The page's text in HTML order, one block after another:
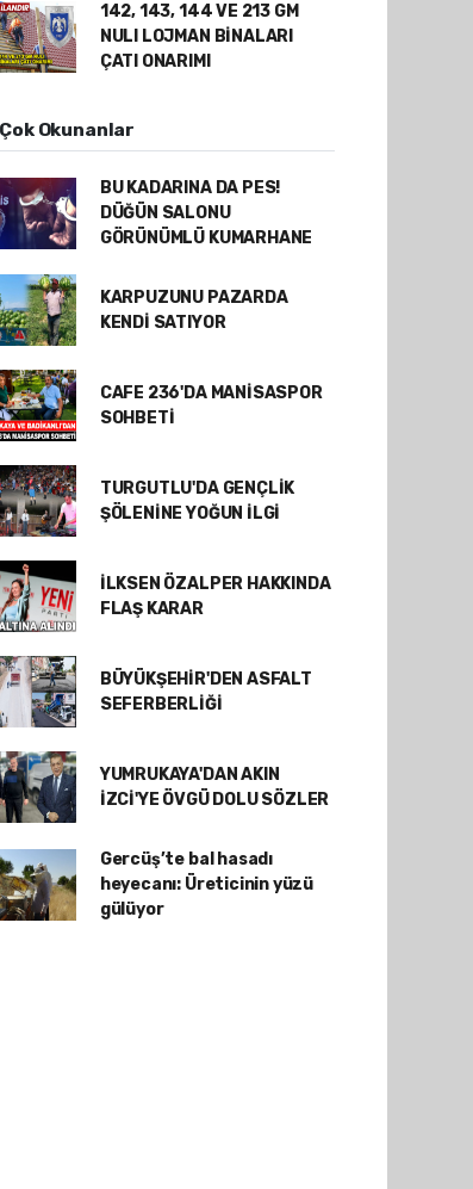
142, 143, 144 VE 213 GM
NULI LOJMAN BİNALARI
ÇATI ONARIMI
Okunanlar
BU KADARINA DA PES!
DÜĞÜN SALONU
GÖRÜNÜMLÜ KUMARHANE
KARPUZUNU PAZARDA
KENDİ SATIYOR
CAFE 236'DA MANİSASPOR
SOHBETİ
TURGUTLU'DA GENÇLİK
ŞÖLENİNE YOĞUN İLGİ
İLKSEN ÖZALPER HAKKINDA
FLAŞ KARAR
BÜYÜKŞEHİR'DEN ASFALT
SEFERBERLİĞİ
YUMRUKAYA'DAN AKIN
İZCİ'YE ÖVGÜ DOLU SÖZLER
Gercüş’te bal hasadı
heyecanı: Üreticinin yüzü
gülüyor